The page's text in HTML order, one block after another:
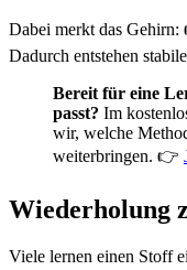
Dabei merkt das
Dadurch entstehen
Bereit für eine
passt? Im
wir, welche
weiterbringen. 👉
Wiederholung
Viele lernen einen Stoff